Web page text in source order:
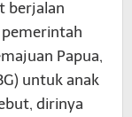
berjalan
Papua,
untuk anak
dirinya